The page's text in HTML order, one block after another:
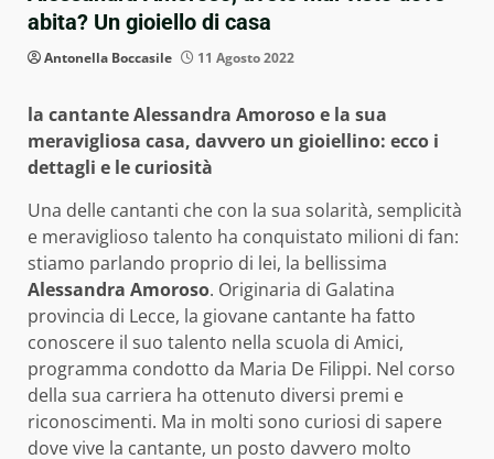
abita? Un gioiello di casa
Antonella Boccasile 11 Agosto 2022
la cantante Alessandra Amoroso e la sua
meravigliosa casa, davvero un gioiellino: ecco i
dettagli e le curiosità
Una delle cantanti che con la sua solarità, semplicità
e meraviglioso talento ha conquistato milioni di fan:
stiamo parlando proprio di lei, la bellissima
Alessandra Amoroso. Originaria di Galatina
provincia di Lecce, la giovane cantante ha fatto
conoscere il suo talento nella scuola di Amici,
programma condotto da Maria De Filippi. Nel corso
della sua carriera ha ottenuto diversi premi e
riconoscimenti. Ma in molti sono curiosi di sapere
dove vive la cantante, un posto davvero molto